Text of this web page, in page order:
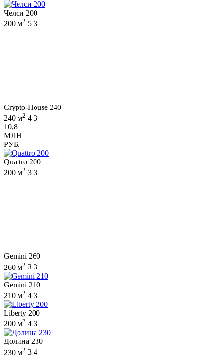
Челси 200
200 м2 5 3
Crypto-House 240
240 м2 4 3
10,8
МЛН
РУБ.
Quattro 200
200 м2 3 3
Gemini 260
260 м2 3 3
Gemini 210
210 м2 4 3
Liberty 200
200 м2 4 3
Долина 230
230 м2 3 4